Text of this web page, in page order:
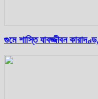
গুমে শাস্তি যাবজ্জীবন